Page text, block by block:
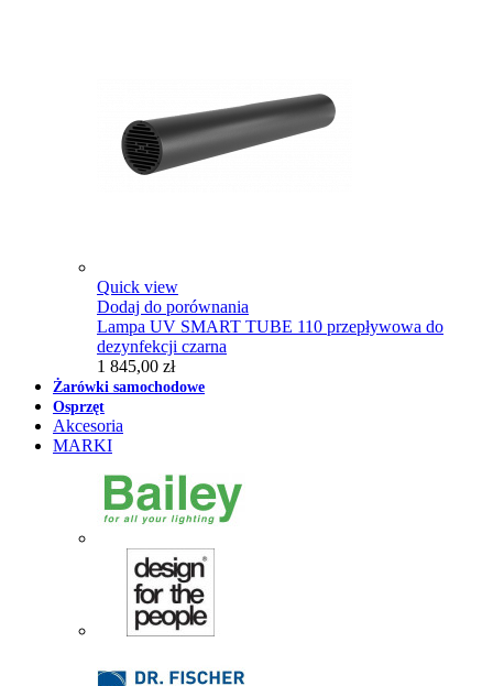
Quick view
Dodaj do porównania
Lampa UV SMART TUBE 110 przepływowa do
dezynfekcji czarna
1 845,00 zł
Żarówki samochodowe
Osprzęt
Akcesoria
MARKI